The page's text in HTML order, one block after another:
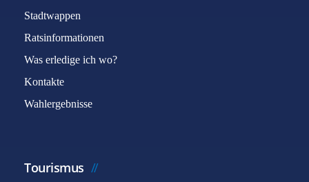
Stadtwappen
Ratsinformationen
Was erledige ich wo?
Kontakte
Wahlergebnisse
Tourismus